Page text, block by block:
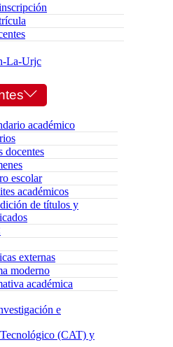
La-Urjc
académico
docentes
escolar
académicos
de títulos y
externas
moderno
académica
e
(CAT) y